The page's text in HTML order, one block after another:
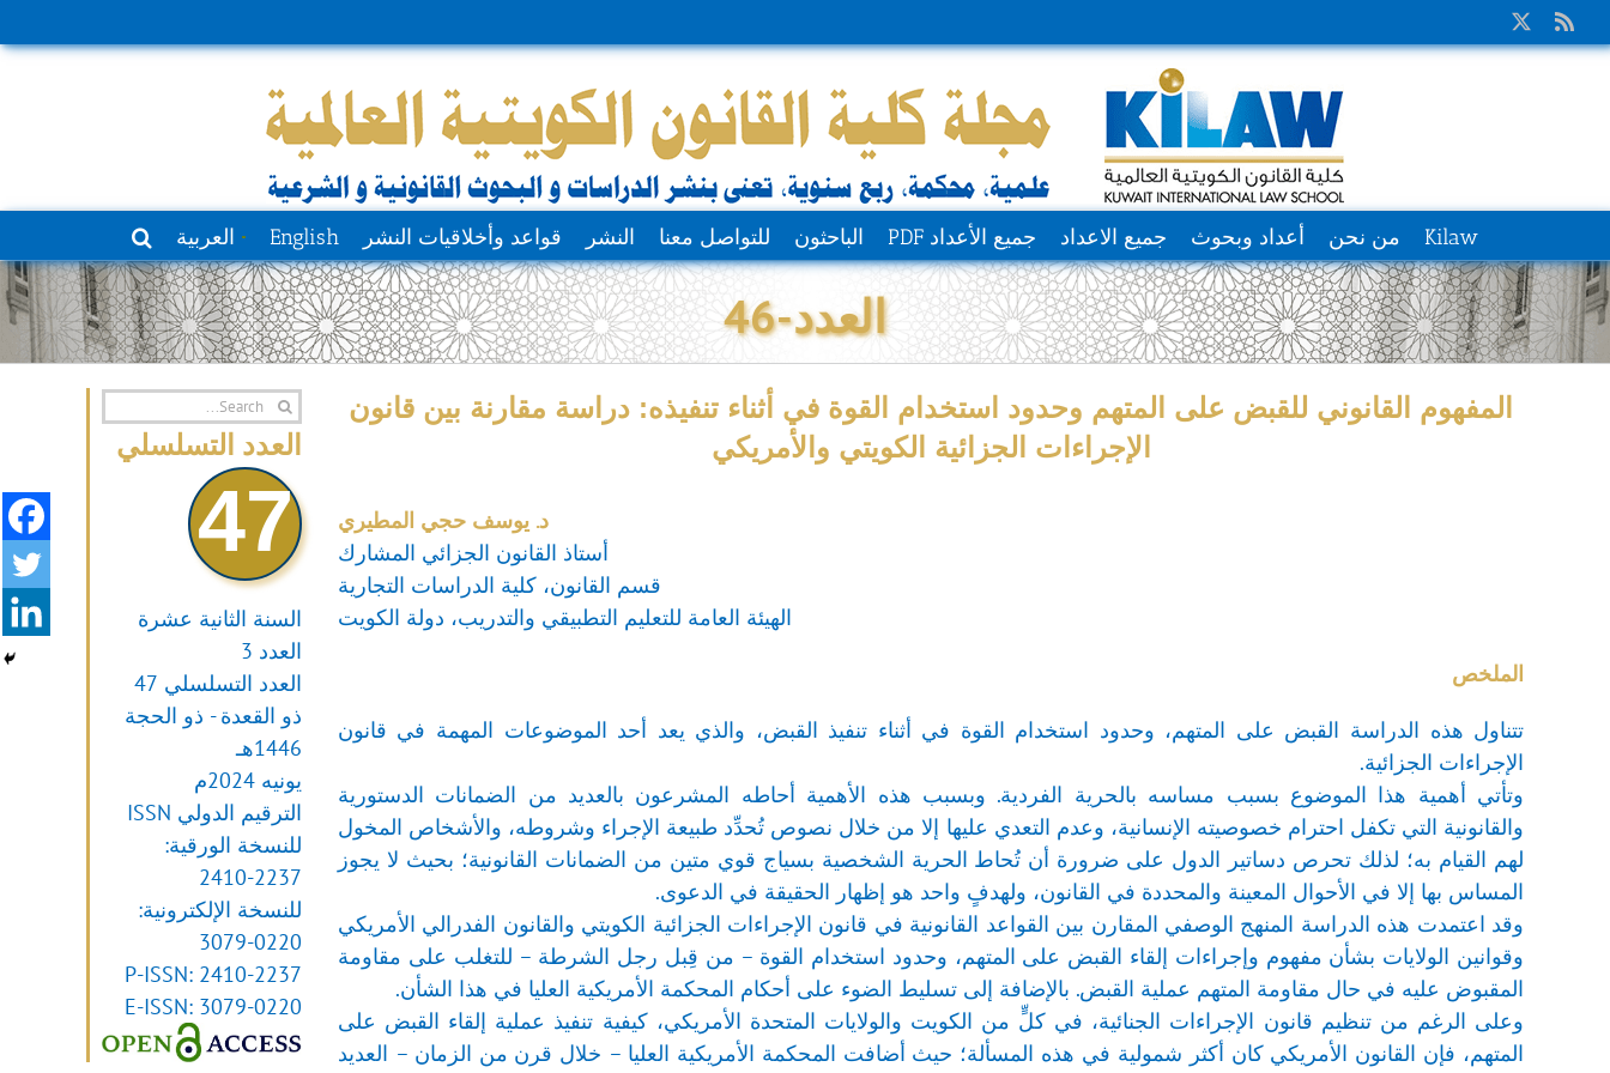
Skip
to
Rss
X
Kilaw من نحن أعداد وبحوث جميع الاعداد جميع الأعداد PDF الباحثون للتواصل معنا النشر قواعد وأخلاقيات النشر English العربية
العدد-46
المفهوم القانوني للقبض على المتهم وحدود استخدام القوة في أثناء تنفيذه: دراسة مقارنة بين قانون
الإجراءات الجزائية الكويتي والأمريكي
د. يوسف حجي المطيري
أستاذ القانون الجزائي المشارك
قسم القانون، كلية الدراسات التجارية
الهيئة العامة للتعليم التطبيقي والتدريب، دولة الكويت
الملخص
تتناول هذه الدراسة القبض على المتهم، وحدود استخدام القوة في أثناء تنفيذ القبض، والذي يعد أحد الموضوعات المهمة في قانون
الإجراءات الجزائية.
وتأتي أهمية هذا الموضوع بسبب مساسه بالحرية الفردية. وبسبب هذه الأهمية أحاطه المشرعون بالعديد من الضمانات الدستورية
والقانونية التي تكفل احترام خصوصيته الإنسانية، وعدم التعدي عليها إلا من خلال نصوص تُحدِّد طبيعة الإجراء وشروطه، والأشخاص المخول
لهم القيام به؛ لذلك تحرص دساتير الدول على ضرورة أن تُحاط الحرية الشخصية بسياج قوي متين من الضمانات القانونية؛ بحيث لا يجوز
المساس بها إلا في الأحوال المعينة والمحددة في القانون، ولهدفٍ واحد هو إظهار الحقيقة في الدعوى.
وقد اعتمدت هذه الدراسة المنهج الوصفي المقارن بين القواعد القانونية في قانون الإجراءات الجزائية الكويتي والقانون الفدرالي الأمريكي
وقوانين الولايات بشأن مفهوم وإجراءات إلقاء القبض على المتهم، وحدود استخدام القوة – من قِبل رجل الشرطة – للتغلب على مقاومة
المقبوض عليه في حال مقاومة المتهم عملية القبض. بالإضافة إلى تسليط الضوء على أحكام المحكمة الأمريكية العليا في هذا الشأن.
وعلى الرغم من تنظيم قانون الإجراءات الجنائية، في كلٍّ من الكويت والولايات المتحدة الأمريكي، كيفية تنفيذ عملية إلقاء القبض على
المتهم، فإن القانون الأمريكي كان أكثر شمولية في هذه المسألة؛ حيث أضافت المحكمة الأمريكية العليا – خلال قرن من الزمان – العديد
Search
for:
العدد التسلسلي
47
السنة الثانية عشرة
العدد 3
العدد التسلسلي 47
ذو القعدة - ذو الحجة
1446هـ
يونيه 2024م
الترقيم الدولي ISSN
للنسخة الورقية:
2410-2237
للنسخة الإلكترونية:
3079-0220
P-ISSN: 2410-2237
E-ISSN: 3079-0220